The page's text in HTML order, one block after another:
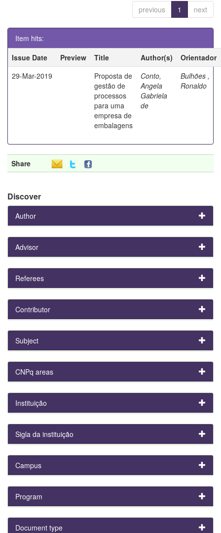
previous 1 next
Item hits:
Issue Date
Preview Title Author(s)
Orientador
29-Mar-2019
Proposta de
gestão de
processos
para uma
empresa de
embalagens
Conto,
Angela
Gabriela
de
Bulhões ,
Ronaldo
Share
Discover
Author
Advisor
Referees
Contributor
Subject
CNPq areas
Instituição
Sigla da instituição
Campus
Program
Document type